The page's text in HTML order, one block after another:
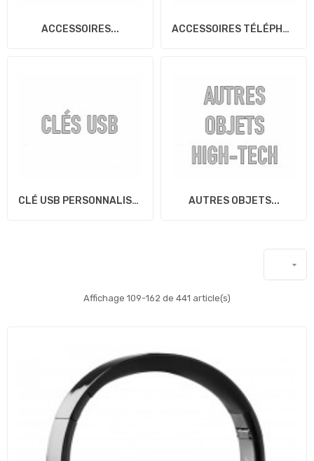
ACCESSOIRES... ACCESSOIRES TÉLÉPHONE...
CLÉ USB PERSONNALISABLES AUTRES OBJETS...

Affichage 109-162 de 441 article(s)